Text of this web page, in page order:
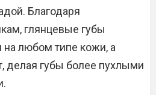
Благодаря
глянцевые губы
на любом типе кожи, а
делая губы более пухлыми